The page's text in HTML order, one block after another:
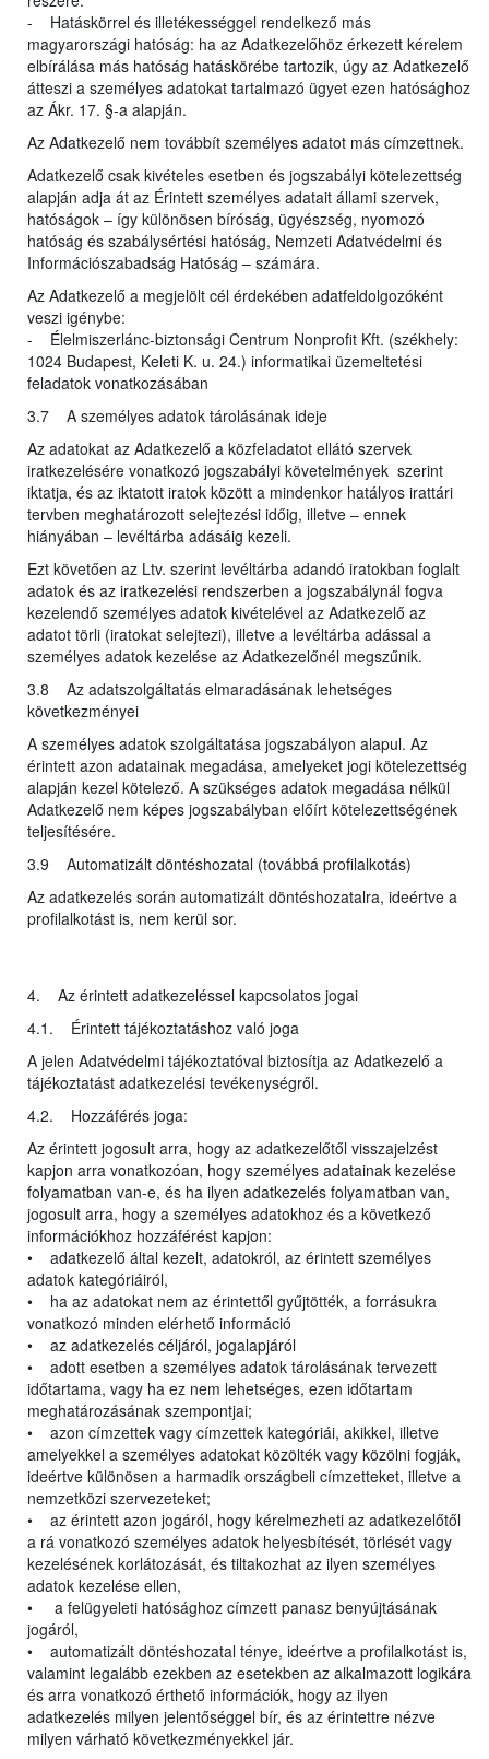
- Hatáskörrel és illetékességgel rendelkező más
magyarországi hatóság: ha az Adatkezelőhöz érkezett kérelem
elbírálása más hatóság hatáskörébe tartozik, úgy az Adatkezelő
átteszi a személyes adatokat tartalmazó ügyet ezen hatósághoz
az Ákr. 17. §-a alapján.
Az Adatkezelő nem továbbít személyes adatot más címzettnek.
Adatkezelő csak kivételes esetben és jogszabályi kötelezettség
alapján adja át az Érintett személyes adatait állami szervek,
hatóságok – így különösen bíróság, ügyészség, nyomozó
hatóság és szabálysértési hatóság, Nemzeti Adatvédelmi és
Információszabadság Hatóság – számára.
Az Adatkezelő a megjelölt cél érdekében adatfeldolgozóként
veszi igénybe:
- Élelmiszerlánc-biztonsági Centrum Nonprofit Kft. (székhely:
1024 Budapest, Keleti K. u. 24.) informatikai üzemeltetési
feladatok vonatkozásában
3.7 A személyes adatok tárolásának ideje
Az adatokat az Adatkezelő a közfeladatot ellátó szervek
iratkezelésére vonatkozó jogszabályi követelmények szerint
iktatja, és az iktatott iratok között a mindenkor hatályos irattári
tervben meghatározott selejtezési időig, illetve – ennek
hiányában – levéltárba adásáig kezeli.
Ezt követően az Ltv. szerint levéltárba adandó iratokban foglalt
adatok és az iratkezelési rendszerben a jogszabálynál fogva
kezelendő személyes adatok kivételével az Adatkezelő az
adatot törli (iratokat selejtezi), illetve a levéltárba adással a
személyes adatok kezelése az Adatkezelőnél megszűnik.
3.8 Az adatszolgáltatás elmaradásának lehetséges
következményei
A személyes adatok szolgáltatása jogszabályon alapul. Az
érintett azon adatainak megadása, amelyeket jogi kötelezettség
alapján kezel kötelező. A szükséges adatok megadása nélkül
Adatkezelő nem képes jogszabályban előírt kötelezettségének
teljesítésére.
3.9 Automatizált döntéshozatal (továbbá profilalkotás)
Az adatkezelés során automatizált döntéshozatalra, ideértve a
profilalkotást is, nem kerül sor.
4. Az érintett adatkezeléssel kapcsolatos jogai
4.1. Érintett tájékoztatáshoz való joga
A jelen Adatvédelmi tájékoztatóval biztosítja az Adatkezelő a
tájékoztatást adatkezelési tevékenységről.
4.2. Hozzáférés joga:
Az érintett jogosult arra, hogy az adatkezelőtől visszajelzést
kapjon arra vonatkozóan, hogy személyes adatainak kezelése
folyamatban van-e, és ha ilyen adatkezelés folyamatban van,
jogosult arra, hogy a személyes adatokhoz és a következő
információkhoz hozzáférést kapjon:
• adatkezelő által kezelt, adatokról, az érintett személyes
adatok kategóriáiról,
• ha az adatokat nem az érintettől gyűjtötték, a forrásukra
vonatkozó minden elérhető információ
• az adatkezelés céljáról, jogalapjáról
• adott esetben a személyes adatok tárolásának tervezett
időtartama, vagy ha ez nem lehetséges, ezen időtartam
meghatározásának szempontjai;
• azon címzettek vagy címzettek kategóriái, akikkel, illetve
amelyekkel a személyes adatokat közölték vagy közölni fogják,
ideértve különösen a harmadik országbeli címzetteket, illetve a
nemzetközi szervezeteket;
• az érintett azon jogáról, hogy kérelmezheti az adatkezelőtől
a rá vonatkozó személyes adatok helyesbítését, törlését vagy
kezelésének korlátozását, és tiltakozhat az ilyen személyes
adatok kezelése ellen,
• a felügyeleti hatósághoz címzett panasz benyújtásának
jogáról,
• automatizált döntéshozatal ténye, ideértve a profilalkotást is,
valamint legalább ezekben az esetekben az alkalmazott logikára
és arra vonatkozó érthető információk, hogy az ilyen
adatkezelés milyen jelentőséggel bír, és az érintettre nézve
milyen várható következményekkel jár.